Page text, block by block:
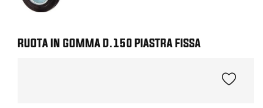
RUOTA IN GOMMA D.150 PIASTRA FISSA